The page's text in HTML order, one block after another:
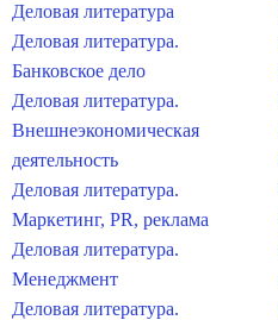
Деловая литература
Деловая литература.
Банковское дело
Деловая литература.
Внешнеэкономическая
деятельность
Деловая литература.
Маркетинг, PR, реклама
Деловая литература.
Менеджмент
Деловая литература.